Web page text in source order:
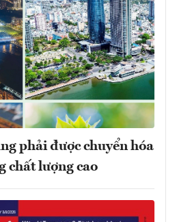
phải được chuyển hóa
chất lượng cao